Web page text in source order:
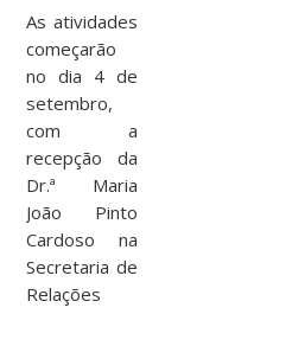
As atividades
começarão
no dia 4 de
setembro,
com a
recepção da
Dr.ª Maria
João Pinto
Cardoso na
Secretaria de
Relações